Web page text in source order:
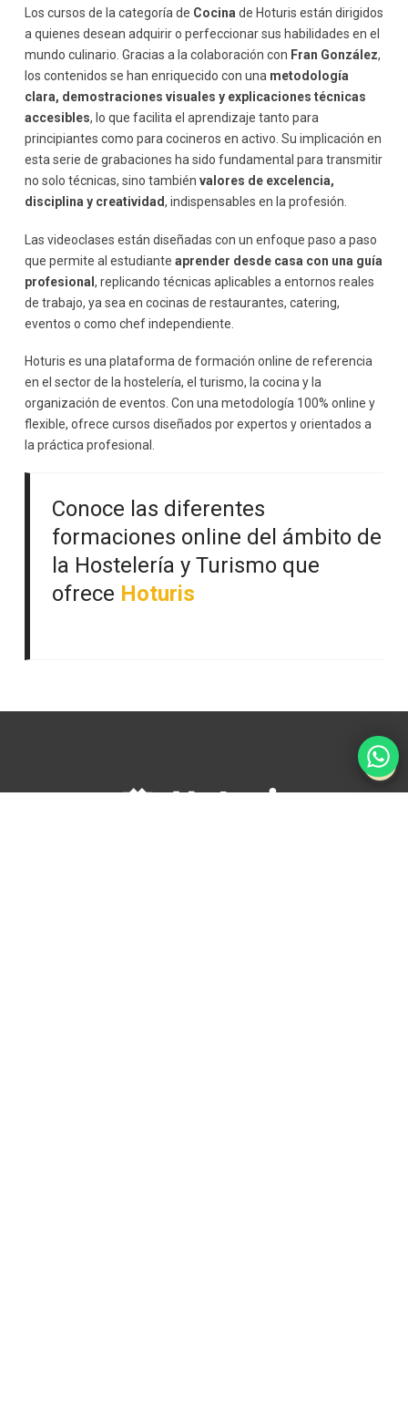
Los cursos de la categoría de Cocina de Hoturis están dirigidos
a quienes desean adquirir o perfeccionar sus habilidades en el
mundo culinario. Gracias a la colaboración con Fran González,
los contenidos se han enriquecido con una metodología
clara, demostraciones visuales y explicaciones técnicas
accesibles, lo que facilita el aprendizaje tanto para
principiantes como para cocineros en activo. Su implicación en
esta serie de grabaciones ha sido fundamental para transmitir
no solo técnicas, sino también valores de excelencia,
disciplina y creatividad, indispensables en la profesión.
Las videoclases están diseñadas con un enfoque paso a paso
que permite al estudiante aprender desde casa con una guía
profesional , replicando técnicas aplicables a entornos reales
de trabajo, ya sea en cocinas de restaurantes, catering,
eventos o como chef independiente.
Hoturis es una plataforma de formación online de referencia
en el sector de la hostelería, el turismo, la cocina y la
organización de eventos. Con una metodología 100% online y
flexible, ofrece cursos diseñados por expertos y orientados a
la práctica profesional.
Conoce las diferentes
formaciones online del ámbito de
la Hostelería y Turismo que
ofrece Hoturis